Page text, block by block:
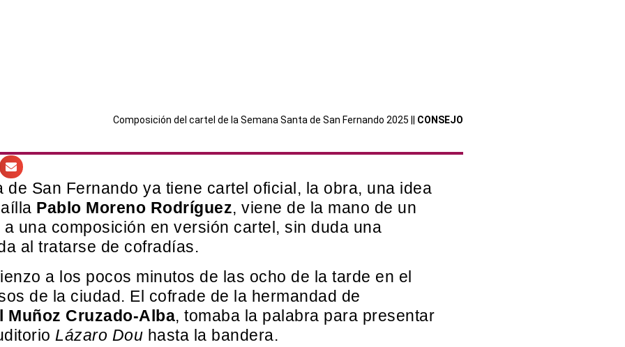
Composición del cartel de la Semana Santa de San Fernando 2025 || CONSEJO
de San Fernando ya tiene cartel oficial, la obra, una idea
Pablo Moreno Rodríguez, viene de la mano de un
una composición en versión cartel, sin duda una
al tratarse de cofradías.
a los pocos minutos de las ocho de la tarde en el
de la ciudad. El cofrade de la hermandad de
Muñoz Cruzado-Alba, tomaba la palabra para presentar
Lázaro Dou hasta la bandera.